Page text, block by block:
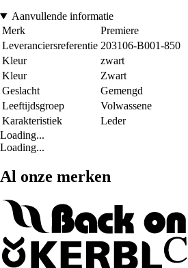
Aanvullende informatie
Merk
Premiere
Leveranciersreferentie 203106-B001-850
Kleur
zwart
Kleur
Zwart
Geslacht
Gemengd
Leeftijdsgroep
Volwassene
Karakteristiek
Leder
Loading...
Loading...
Al onze merken